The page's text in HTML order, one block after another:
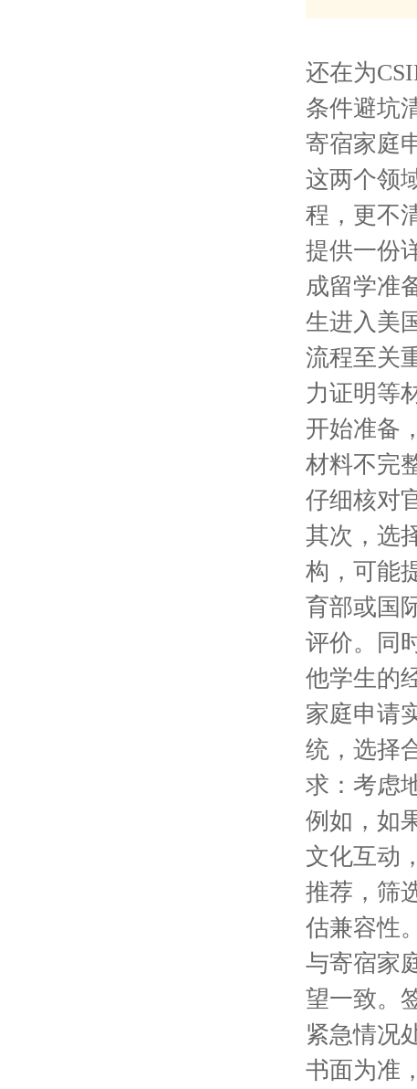
还在为
条件避坑
寄宿家庭
这两个领
程，更不
提供一份
成留学准
生进入美
流程至关
力证明等
开始准备
材料不完
仔细核对
其次，选
构，可能
育部或国
评价。同
他学生的
家庭申请
统，选择
求：考虑
例如，如
文化互动
推荐，筛
估兼容性
与寄宿家
望一致。
紧急情况
书面为准